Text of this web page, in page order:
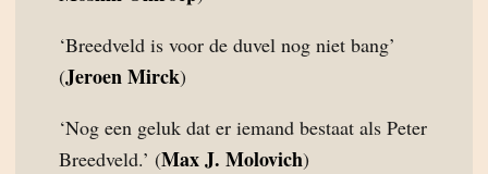
‘Breedveld is voor de duvel nog niet bang’
(Jeroen Mirck)
‘Nog een geluk dat er iemand bestaat als Peter
Breedveld.’ (Max J. Molovich)